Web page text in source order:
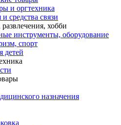
и оргтехника
средства связи
хобби
инструменты, оборудование
спорт
детей
назначения